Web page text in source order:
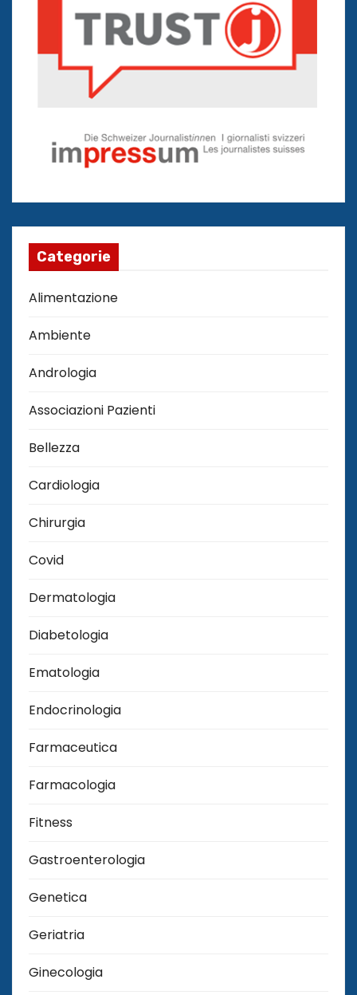
Categorie
Alimentazione
Ambiente
Andrologia
Associazioni Pazienti
Bellezza
Cardiologia
Chirurgia
Covid
Dermatologia
Diabetologia
Ematologia
Endocrinologia
Farmaceutica
Farmacologia
Fitness
Gastroenterologia
Genetica
Geriatria
Ginecologia